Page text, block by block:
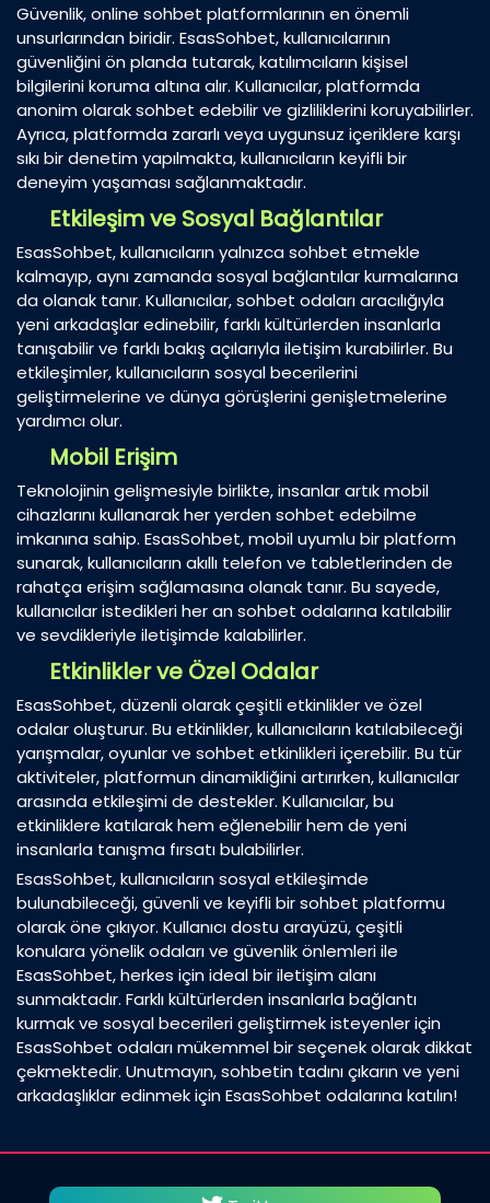
Güvenlik, online sohbet platformlarının en önemli
unsurlarından biridir. EsasSohbet, kullanıcılarının
güvenliğini ön planda tutarak, katılımcıların kişisel
bilgilerini koruma altına alır. Kullanıcılar, platformda
anonim olarak sohbet edebilir ve gizliliklerini koruyabilirler.
Ayrıca, platformda zararlı veya uygunsuz içeriklere karşı
sıkı bir denetim yapılmakta, kullanıcıların keyifli bir
deneyim yaşaması sağlanmaktadır.
Etkileşim ve Sosyal Bağlantılar
EsasSohbet, kullanıcıların yalnızca sohbet etmekle
kalmayıp, aynı zamanda sosyal bağlantılar kurmalarına
da olanak tanır. Kullanıcılar, sohbet odaları aracılığıyla
yeni arkadaşlar edinebilir, farklı kültürlerden insanlarla
tanışabilir ve farklı bakış açılarıyla iletişim kurabilirler. Bu
etkileşimler, kullanıcıların sosyal becerilerini
geliştirmelerine ve dünya görüşlerini genişletmelerine
yardımcı olur.
Mobil Erişim
Teknolojinin gelişmesiyle birlikte, insanlar artık mobil
cihazlarını kullanarak her yerden sohbet edebilme
imkanına sahip. EsasSohbet, mobil uyumlu bir platform
sunarak, kullanıcıların akıllı telefon ve tabletlerinden de
rahatça erişim sağlamasına olanak tanır. Bu sayede,
kullanıcılar istedikleri her an sohbet odalarına katılabilir
ve sevdikleriyle iletişimde kalabilirler.
Etkinlikler ve Özel Odalar
EsasSohbet, düzenli olarak çeşitli etkinlikler ve özel
odalar oluşturur. Bu etkinlikler, kullanıcıların katılabileceği
yarışmalar, oyunlar ve sohbet etkinlikleri içerebilir. Bu tür
aktiviteler, platformun dinamikliğini artırırken, kullanıcılar
arasında etkileşimi de destekler. Kullanıcılar, bu
etkinliklere katılarak hem eğlenebilir hem de yeni
insanlarla tanışma fırsatı bulabilirler.
EsasSohbet, kullanıcıların sosyal etkileşimde
bulunabileceği, güvenli ve keyifli bir sohbet platformu
olarak öne çıkıyor. Kullanıcı dostu arayüzü, çeşitli
konulara yönelik odaları ve güvenlik önlemleri ile
EsasSohbet, herkes için ideal bir iletişim alanı
sunmaktadır. Farklı kültürlerden insanlarla bağlantı
kurmak ve sosyal becerileri geliştirmek isteyenler için
EsasSohbet odaları mükemmel bir seçenek olarak dikkat
çekmektedir. Unutmayın, sohbetin tadını çıkarın ve yeni
arkadaşlıklar edinmek için EsasSohbet odalarına katılın!